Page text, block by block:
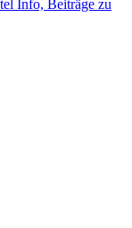
Info, Beiträge zu